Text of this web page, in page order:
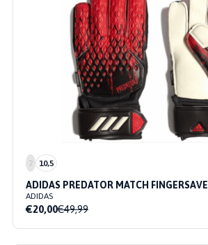
7 10,5
ADIDAS PREDATOR MATCH FINGERSAVE
ADIDAS
€20,00€49,99